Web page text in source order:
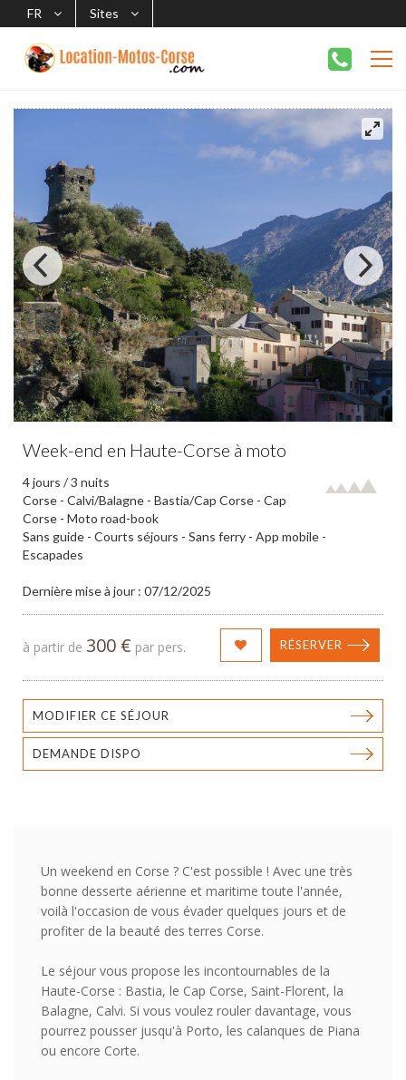
FR Sites
Week-end en Haute-Corse à moto
4 jours / 3 nuits
Corse - Calvi/Balagne - Bastia/Cap Corse - Cap
Corse - Moto road-book
Sans guide - Courts séjours - Sans ferry - App mobile -
Escapades
Dernière mise à jour : 07/12/2025
à partir de 300 € par pers. RÉSERVER
MODIFIER CE SÉJOUR
DEMANDE DISPO
Un weekend en Corse ? C'est possible ! Avec une très
bonne desserte aérienne et maritime toute l'année,
voilà l'occasion de vous évader quelques jours et de
profiter de la beauté des terres Corse.
Le séjour vous propose les incontournables de la
Haute-Corse : Bastia, le Cap Corse, Saint-Florent, la
Balagne, Calvi. Si vous voulez rouler davantage, vous
pourrez pousser jusqu'à Porto, les calanques de Piana
ou encore Corte.